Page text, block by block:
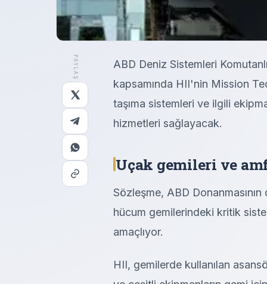
PAYLAŞ
ABD Deniz Sistemleri
kapsamında HII'nin Mission
taşıma sistemleri ve ilgili
hizmetleri sağlayacak.
Uçak gemileri ve
Sözleşme, ABD
hücum gemilerindeki kritik
amaçlıyor.
HII, gemilerde kullanılan